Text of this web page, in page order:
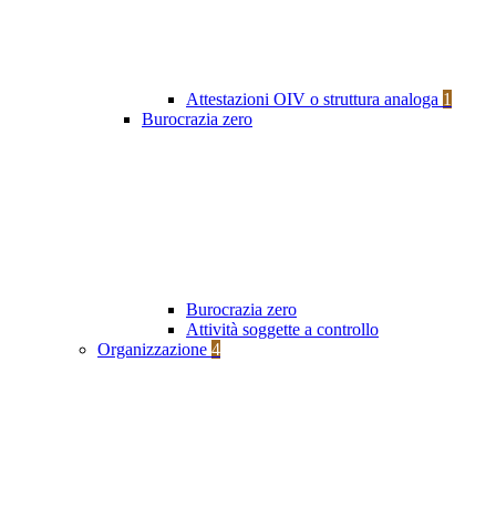
Attestazioni OIV o struttura analoga 1
Burocrazia zero
Burocrazia zero
Attività soggette a controllo
Organizzazione 4